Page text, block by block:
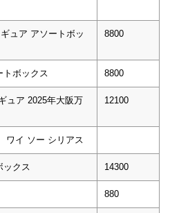
ュア アソートボッ
8800
トボックス 8800
ュア 2025年大阪万
12100
イ ソー シリアス
ックス 14300
880